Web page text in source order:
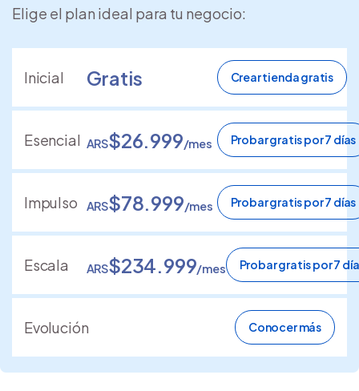
Elige el plan ideal para tu negocio:
Inicial Gratis Crear tienda gratis
Esencial ARS$26.999/mes Probar gratis por 7 días
Impulso ARS$78.999/mes Probar gratis por 7 días
Escala ARS$234.999/mes Probar gratis por 7
Evolución Conocer más